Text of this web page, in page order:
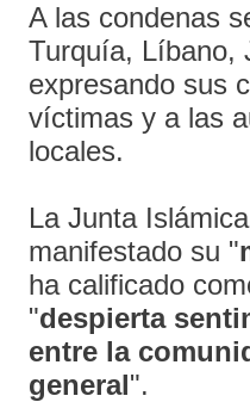
A las condenas
Turquía, Líbano,
expresando sus
víctimas y a las
locales.
La Junta
manifestado su "
ha calificado
"despierta
entre la
general".